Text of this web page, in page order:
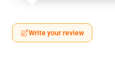
Write your review